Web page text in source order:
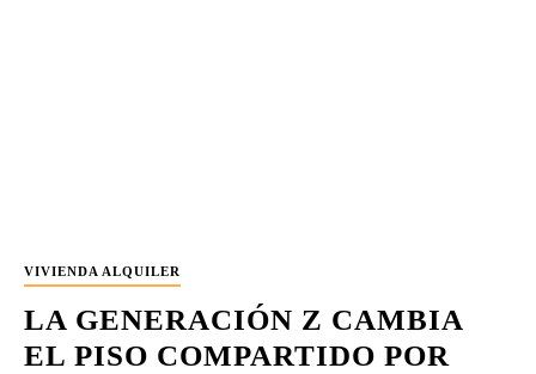
VIVIENDA ALQUILER
LA GENERACIÓN Z CAMBIA
EL PISO COMPARTIDO POR